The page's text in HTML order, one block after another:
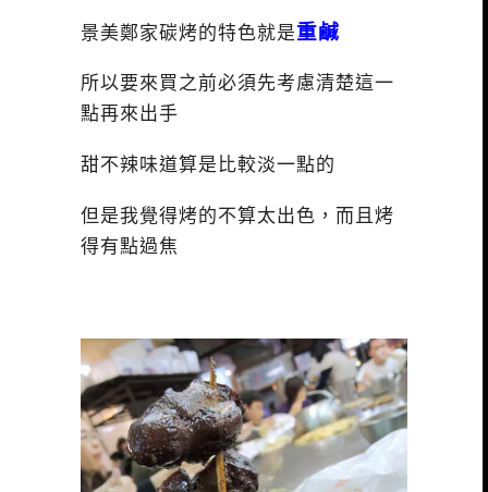
景美鄭家碳烤的特色就是重鹹
所以要來買之前必須先考慮清楚這一
點再來出手
甜不辣味道算是比較淡一點的
但是我覺得烤的不算太出色，而且烤
得有點過焦